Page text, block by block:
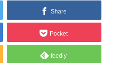
Share
Pocket
feedly